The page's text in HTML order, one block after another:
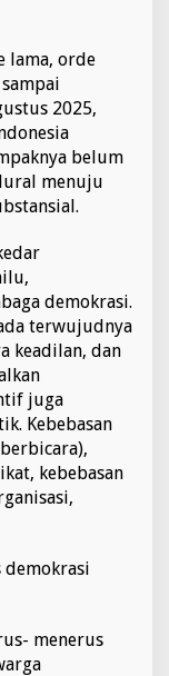
lama, orde
2025,
belum
menuju
demokrasi.
terwujudnya
keadilan, dan
juga
Kebebasan
kebebasan
demokrasi
menerus